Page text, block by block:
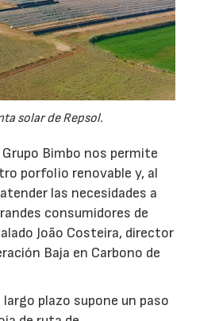
solar de Repsol.
Grupo Bimbo nos permite
porfolio renovable y, al
las necesidades a
consumidores de
João Costeira, director
Baja en Carbono de
largo plazo supone un paso